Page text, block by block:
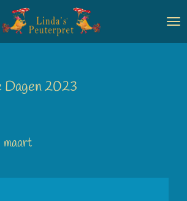
Dagen 2023
maart